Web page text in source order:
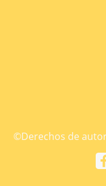
©Derechos de